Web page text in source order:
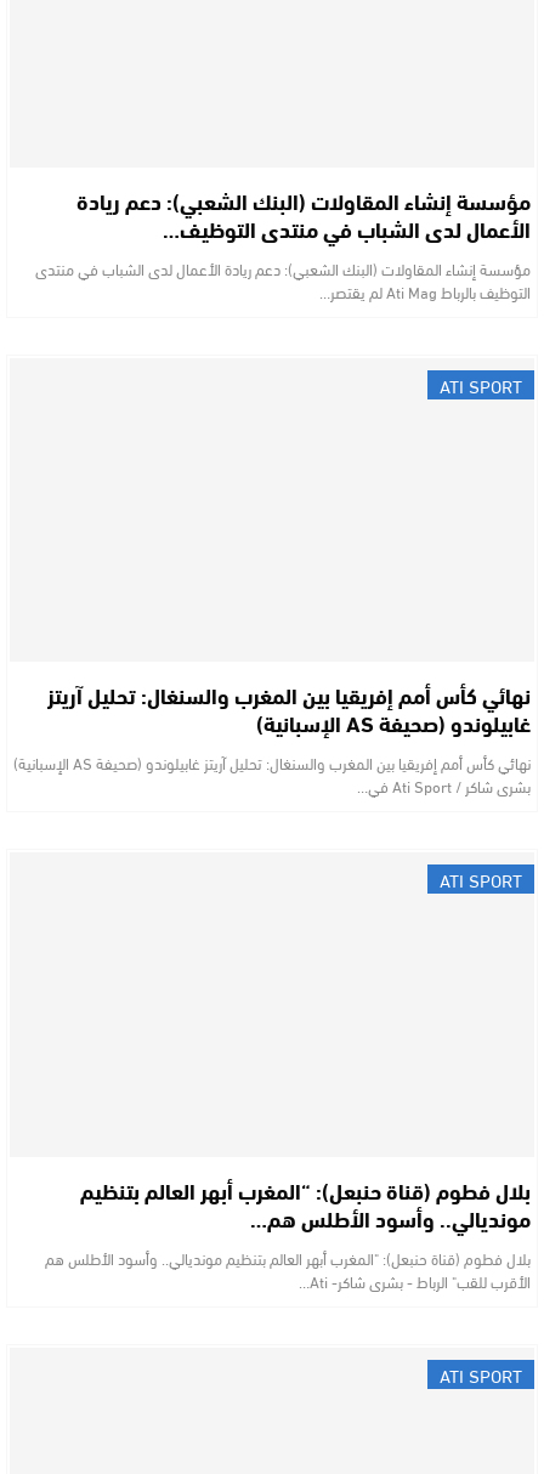
مؤسسة إنشاء المقاولات (البنك الشعبي): دعم ريادة
الأعمال لدى الشباب في منتدى التوظيف…
مؤسسة إنشاء المقاولات (البنك الشعبي): دعم ريادة الأعمال لدى الشباب في منتدى
التوظيف بالرباط Ati Mag لم يقتصر…
ATI SPORT
نهائي كأس أمم إفريقيا بين المغرب والسنغال: تحليل آريتز
غابيلوندو (صحيفة AS الإسبانية)
نهائي كأس أمم إفريقيا بين المغرب والسنغال: تحليل آريتز غابيلوندو (صحيفة AS الإسبانية)
بشرى شاكر / Ati Sport ​في…
ATI SPORT
بلال فطوم (قناة حنبعل): “المغرب أبهر العالم بتنظيم
مونديالي.. وأسود الأطلس هم…
بلال فطوم (قناة حنبعل): "المغرب أبهر العالم بتنظيم مونديالي.. وأسود الأطلس هم
الأقرب للقب" الرباط - بشرى شاكر- Ati…
ATI SPORT